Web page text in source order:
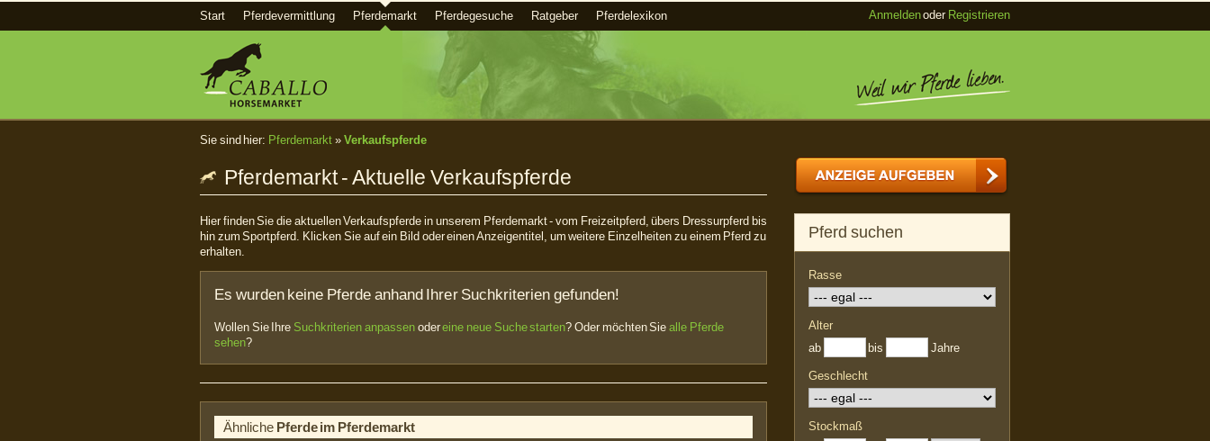
Start Pferdevermittlung Pferdemarkt Pferdegesuche Ratgeber Pferdelexikon Anmeldenoder Registrieren
Sie sind hier: Pferdemarkt » Verkaufspferde
Pferdemarkt - Aktuelle Verkaufspferde
Hier finden Sie die aktuellen Verkaufspferde in unserem Pferdemarkt - vom Freizeitpferd, übers Dressurpferd bis
hin zum Sportpferd. Klicken Sie auf ein Bild oder einen Anzeigentitel, um weitere Einzelheiten zu einem Pferd zu
erhalten.
Es wurden keine Pferde anhand Ihrer Suchkriterien gefunden!
Wollen Sie Ihre Suchkriterien anpassenodereine neue Suche starten? Oder möchten Siealle Pferde
sehen?
Ähnliche Pferde im Pferdemarkt
Pferd suchen
Rasse
Alter
ab
bis Jahre
Geschlecht
Stockmaß